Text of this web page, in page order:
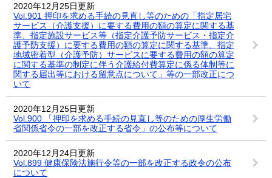
2020年12月25日更新
Vol.901 押印を求める手続の見直し等のための「指定居宅
サービス（介護支援）に要する費用の額の算定に関する基
準、指定施設サービス等（指定介護予防サービス・指定介
護予防支援）に要する費用の額の算定に関する基準、指定
地域密着型（介護予防）サービスに要する費用の額の算定
に関する基準の制定に伴う介護給付費算定に係る体制等に
関する届出等における留意点について」等の一部改正につ
いて
2020年12月25日更新
Vol.900 「押印を求める手続の見直し等のための厚生労働
省関係省令の一部を改正する省令」の公布等について
2020年12月24日更新
Vol.899 健康保険法施行令等の一部を改正する政令の公布
について